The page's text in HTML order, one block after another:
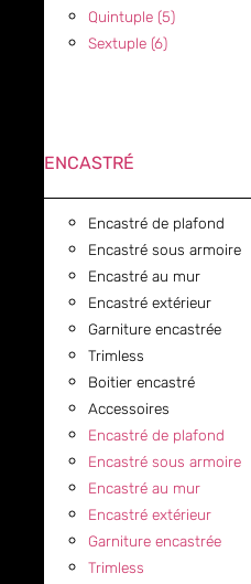
Quintuple (5)
Sextuple (6)
ENCASTRÉ
Encastré de plafond
Encastré sous armoire
Encastré au mur
Encastré extérieur
Garniture encastrée
Trimless
Boitier encastré
Accessoires
Encastré de plafond
Encastré sous armoire
Encastré au mur
Encastré extérieur
Garniture encastrée
Trimless